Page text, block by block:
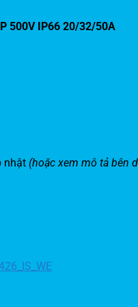
500V IP66 20/32/50A
nhật (hoặc xem mô tả bên